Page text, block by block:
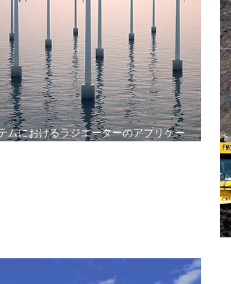
ムにおけるラジエーターのアプリケー